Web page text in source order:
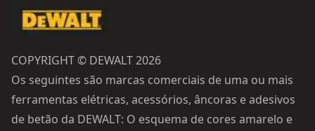
COPYRIGHT © DEWALT 2026
Os seguintes são marcas comerciais de uma ou mais
ferramentas elétricas, acessórios, âncoras e adesivos
de betão da DEWALT: O esquema de cores amarelo e